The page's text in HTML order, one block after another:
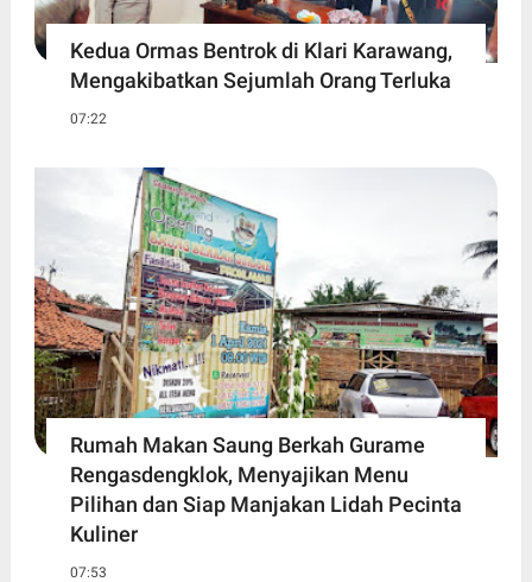
Kedua Ormas Bentrok di Klari Karawang,
Mengakibatkan Sejumlah Orang Terluka
07:22
Rumah Makan Saung Berkah Gurame
Rengasdengklok, Menyajikan Menu
Pilihan dan Siap Manjakan Lidah Pecinta
Kuliner
07:53